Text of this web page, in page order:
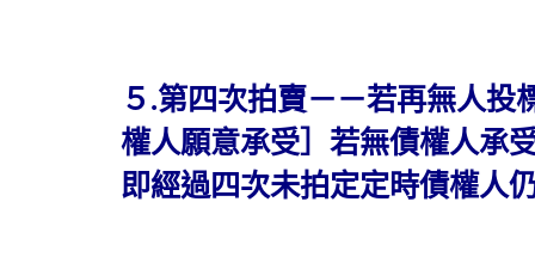
５.第四次拍賣－－若再無人投
權人願意承受］若無債權人承
即經過四次未拍定定時債權人